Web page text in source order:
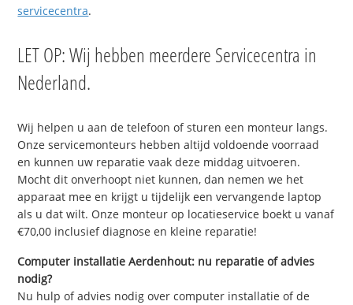
servicecentra.
LET OP: Wij hebben meerdere Servicecentra in
Nederland.
Wij helpen u aan de telefoon of sturen een monteur langs.
Onze servicemonteurs hebben altijd voldoende voorraad
en kunnen uw reparatie vaak deze middag uitvoeren.
Mocht dit onverhoopt niet kunnen, dan nemen we het
apparaat mee en krijgt u tijdelijk een vervangende laptop
als u dat wilt. Onze monteur op locatieservice boekt u vanaf
€70,00 inclusief diagnose en kleine reparatie!
Computer installatie Aerdenhout: nu reparatie of advies
nodig?
Nu hulp of advies nodig over computer installatie of de